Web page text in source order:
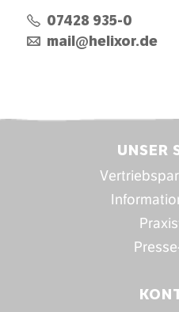
07428 935-0
mail@helixor.de
UNSER